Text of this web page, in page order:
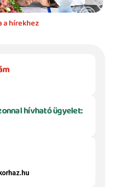
a hírekhez
hívható ügyelet: